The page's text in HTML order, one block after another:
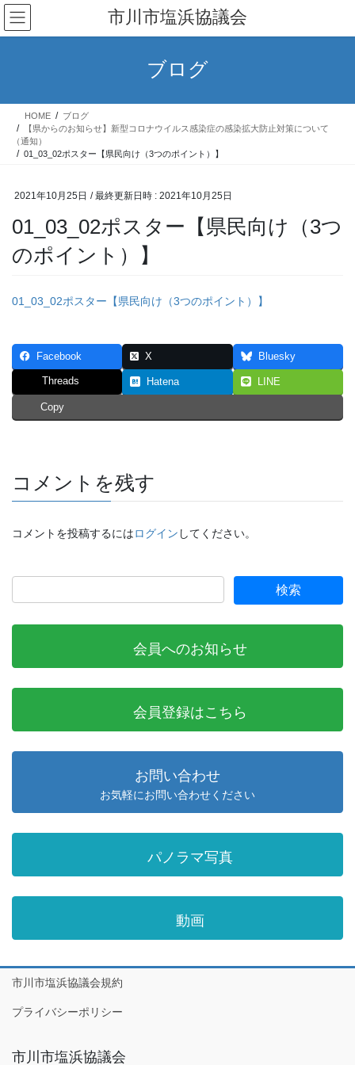
コ
ン
テ
ス
ナ
ビ
ゲ
ン
市川市塩浜協議会
ブログ
HOME
ブログ
【県からのお知らせ】新型コロナウイルス感染症の感染拡大防止対策について
（通知）
01_03_02ポスター【県民向け（3つのポイント）】
2021年10月25日 / 最終更新日時 : 2021年10月25日
01_03_02ポスター【県民向け（3つ
のポイント）】
01_03_02ポスター【県民向け（3つのポイント）】
Facebook X Bluesky
Threads Hatena LINE
Copy
コメントを残す
コメントを投稿するにはログイン してください。
会員へのお知らせ
会員登録はこちら
お問い合わせ
お気軽にお問い合わせください
パノラマ写真
動画
市川市塩浜協議会規約
プライバシーポリシー
市川市塩浜協議会